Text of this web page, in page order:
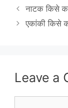
नाटक किसे
एकांकी किसे
Leave a